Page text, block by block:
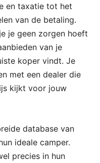
en taxatie tot het
van de betaling.
je geen zorgen hoeft
van je
koper vindt. Je
met een dealer die
kijkt voor jouw
database van
ideale camper.
precies in hun